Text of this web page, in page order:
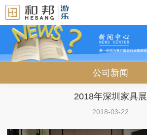
公司新闻
2018年深圳家具展
2018-03-22